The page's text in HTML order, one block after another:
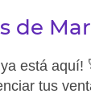
de
está
tus